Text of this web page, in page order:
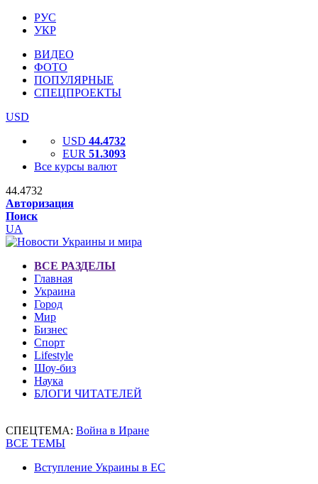
РУС
УКР
ВИДЕО
ФОТО
ПОПУЛЯРНЫЕ
СПЕЦПРОЕКТЫ
USD
USD 44.4732
EUR 51.3093
Все курсы валют
44.4732
Авторизация
Поиск
UA
ВСЕ РАЗДЕЛЫ
Главная
Украина
Город
Мир
Бизнес
Спорт
Lifestyle
Шоу-биз
Наука
БЛОГИ ЧИТАТЕЛЕЙ
СПЕЦТЕМА: Война в Иране
ВСЕ ТЕМЫ
Вступление Украины в ЕС